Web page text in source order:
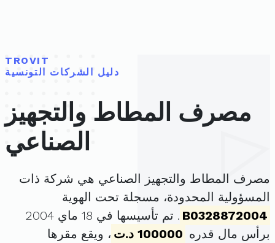
TROVIT
دليل الشركات التونسية
مصرف المطاط والتجهيز
الصناعي
مصرف المطاط والتجهيز الصناعي هي شركة ذات
المسؤولية المحدودة، مسجلة تحت الهوية
B0328872004
. تم تأسيسها في 18 ماي 2004
برأس مال قدره 100000 د.ت
، ويقع مقرها